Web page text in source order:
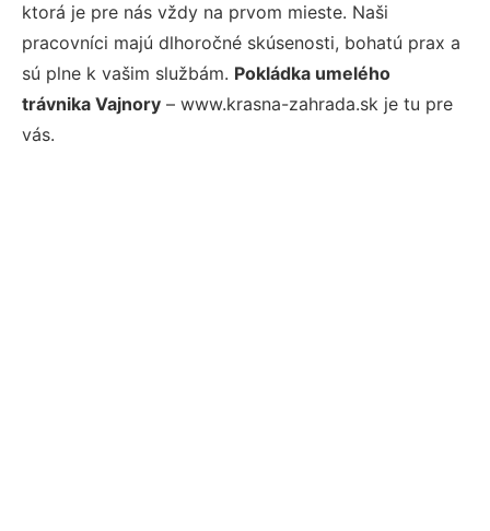
ktorá je pre nás vždy na prvom mieste. Naši
pracovníci majú dlhoročné skúsenosti, bohatú prax a
sú plne k vašim službám. Pokládka umelého
trávnika Vajnory – www.krasna-zahrada.sk je tu pre
vás.